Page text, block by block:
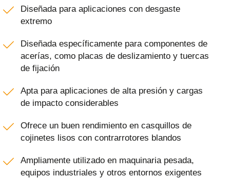
Diseñada para aplicaciones con desgaste
extremo
Diseñada específicamente para componentes de
acerías, como placas de deslizamiento y tuercas
de fijación
Apta para aplicaciones de alta presión y cargas
de impacto considerables
Ofrece un buen rendimiento en casquillos de
cojinetes lisos con contrarrotores blandos
Ampliamente utilizado en maquinaria pesada,
equipos industriales y otros entornos exigentes